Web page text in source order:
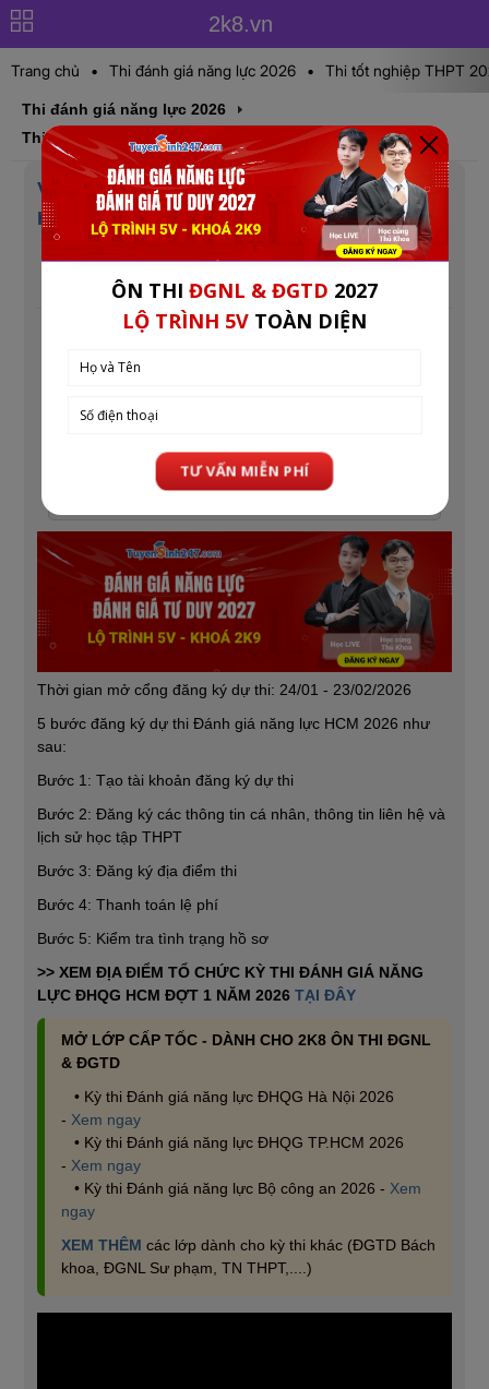
2k8.vn
Trang chủ • Thi đánh giá năng lực 2026 • Thi tốt nghiệp THPT
Thi đánh giá năng lực 2026
Thi đánh giá năng lực 2026
Video hướng dẫn đăng kí thi ĐGNL ĐHQG
HCM (V-ACT) năm 2026
Mục tin: Thi đánh giá năng lực 2026
Đánh giá năng lực ĐHQG TP.HCM (V-ACT) năm
quá trình tạo tài khoản, chọn đợt thi và hoàn tất hồ
Thi đánh giá năng lực 2026
Thời gian mở cổng đăng ký dự thi: 24/01 - 23/02/2026
5 bước đăng ký dự thi Đánh giá năng lực HCM 2026 như
sau:
Bước 1: Tạo tài khoản đăng ký dự thi
Bước 2: Đăng ký các thông tin cá nhân, thông tin liên hệ và
lịch sử học tập THPT
Bước 3: Đăng ký địa điểm thi
Bước 4: Thanh toán lệ phí
Bước 5: Kiểm tra tình trạng hồ sơ
>> XEM ĐỊA ĐIỂM TỔ CHỨC KỲ THI ĐÁNH GIÁ NĂNG
LỰC ĐHQG HCM ĐỢT 1 NĂM 2026 TẠI ĐÂY
MỞ LỚP CẤP TỐC - DÀNH CHO 2K8 ÔN THI ĐGNL
& ĐGTD
• Kỳ thi Đánh giá năng lực ĐHQG Hà Nội 2026
- Xem ngay
• Kỳ thi Đánh giá năng lực ĐHQG TP.HCM 2026
- Xem ngay
• Kỳ thi Đánh giá năng lực Bộ công an 2026 - Xem
ngay
XEM THÊM các lớp dành cho kỳ thi khác (ĐGTD Bách
khoa, ĐGNL Sư phạm, TN THPT,....)